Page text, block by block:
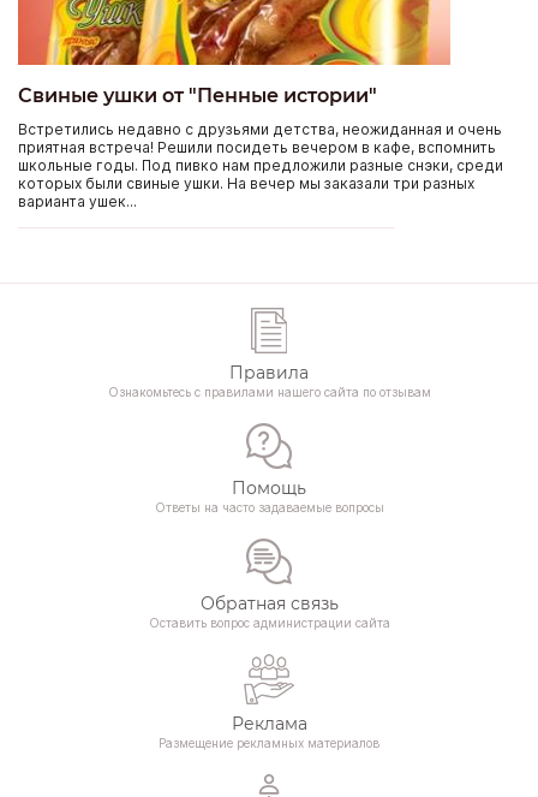
Свиные ушки от "Пенные истории"
Встретились недавно с друзьями детства, неожиданная и очень
приятная встреча! Решили посидеть вечером в кафе, вспомнить
школьные годы. Под пивко нам предложили разные снэки, среди
которых были свиные ушки. На вечер мы заказали три разных
варианта ушек...
Правила
Ознакомьтесь с правилами нашего сайта по отзывам
Помощь
Ответы на часто задаваемые вопросы
Обратная связь
Оставить вопрос администрации сайта
Реклама
Размещение рекламных материалов